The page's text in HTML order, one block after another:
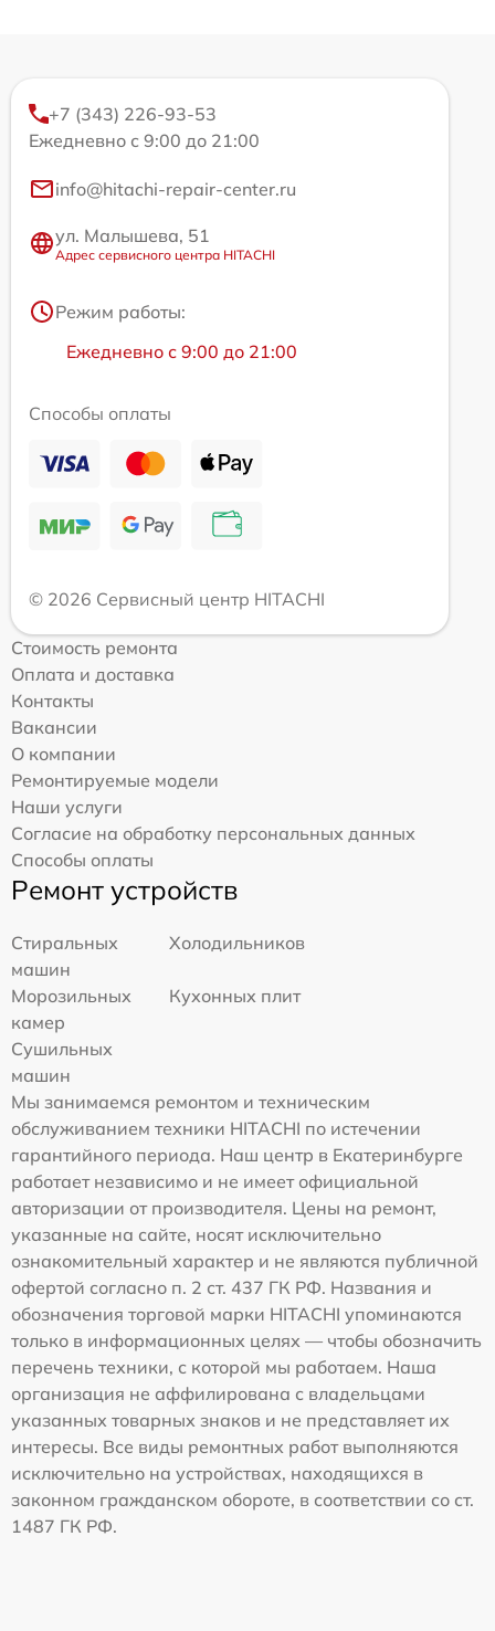
+7 (343) 226-93-53
Ежедневно с 9:00 до 21:00
info@hitachi-repair-center.ru
ул. Малышева, 51
Адрес сервисного центра HITACHI
Режим работы:
Ежедневно с 9:00 до 21:00
Способы оплаты
© 2026 Сервисный центр HITACHI
Стоимость ремонта
Оплата и доставка
Контакты
Вакансии
О компании
Ремонтируемые модели
Наши услуги
Согласие на обработку персональных данных
Способы оплаты
Ремонт устройств
Стиральных
машин
Холодильников
Морозильных
камер
Кухонных плит
Сушильных
машин
Мы занимаемся ремонтом и техническим
обслуживанием техники HITACHI по истечении
гарантийного периода. Наш центр в Екатеринбурге
работает независимо и не имеет официальной
авторизации от производителя. Цены на ремонт,
указанные на сайте, носят исключительно
ознакомительный характер и не являются публичной
офертой согласно п. 2 ст. 437 ГК РФ. Названия и
обозначения торговой марки HITACHI упоминаются
только в информационных целях — чтобы обозначить
перечень техники, с которой мы работаем. Наша
организация не аффилирована с владельцами
указанных товарных знаков и не представляет их
интересы. Все виды ремонтных работ выполняются
исключительно на устройствах, находящихся в
законном гражданском обороте, в соответствии со ст.
1487 ГК РФ.